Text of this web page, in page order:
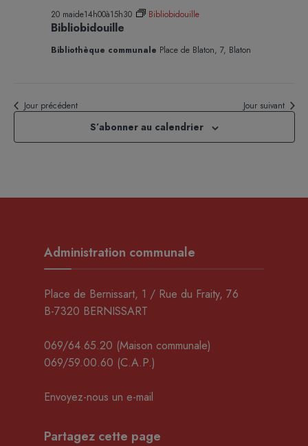
Bibliobidouille
20 maide14h00à15h30 Bibliobidouille
Bibliothèque communale Place de Blaton, 7, Blaton
Jour précédent Jour suivant
S’abonner au calendrier
Administration communale
Place de Bernissart, 1 / Rue du Fraity, 76
B-7320 BERNISSART
069/64.65.20 (Maison communale)
069/59.00.60 (C.A.P.)
Envoyez-nous un e-mail
Partagez cette page